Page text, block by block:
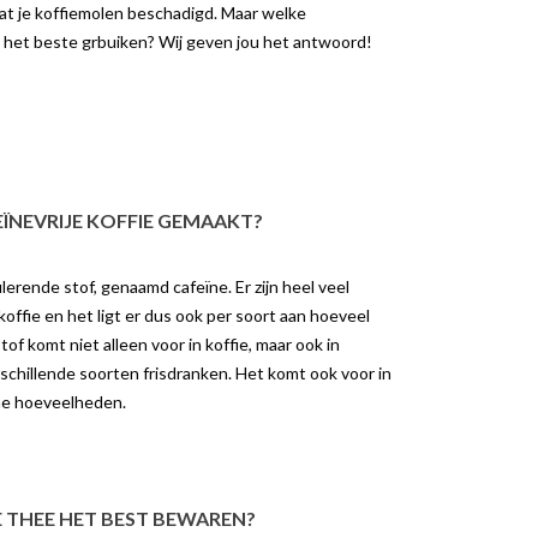
de JURA GIGA
Cold Brew met één
zoek bent naar een hoogwaardige
volautomatische...
je koffiemolen beschadigd. Maar welke
beste grbuiken? Wij geven jou het antwoord!
KOFFIE GEMAAKT?
stof, genaamd cafeïne. Er zijn heel veel
en het ligt er dus ook per soort aan hoeveel
komt niet alleen voor in koffie, maar ook in
soorten frisdranken. Het komt ook voor in
hoeveelheden.
THEE HET BEST BEWAREN?